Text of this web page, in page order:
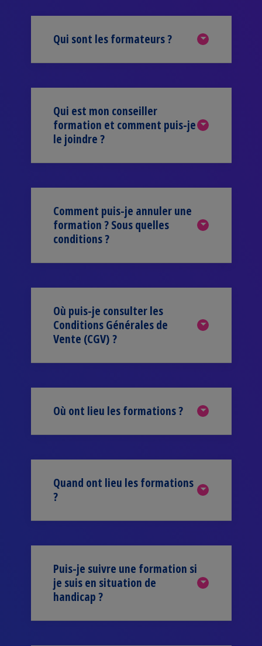
Qui sont les formateurs ?
Qui est mon conseiller
formation et comment puis-je
le joindre ?
Comment puis-je annuler une
formation ? Sous quelles
conditions ?
Où puis-je consulter les
Conditions Générales de
Vente (CGV) ?
Où ont lieu les formations ?
Quand ont lieu les formations
?
Puis-je suivre une formation si
je suis en situation de
handicap ?